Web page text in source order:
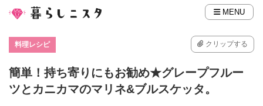
MENU
料理レシピ クリップする
簡単！持ち寄りにもお勧め★グレープフルー
ツとカニカマのマリネ&ブルスケッタ。